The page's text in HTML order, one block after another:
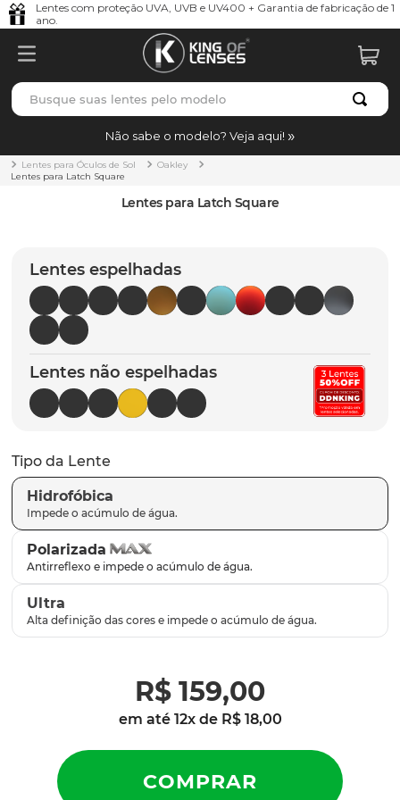
Lentes com proteção UVA, UVB e UV400 + Garantia de fabricação de 1
ano.
Busque suas lentes pelo modelo
Não sabe o modelo? Veja aqui!
Lentes para Óculos de Sol
Oakley
Lentes para Latch Square
Lentes para Latch Square
Lentes espelhadas
Lentes não espelhadas
Tipo da Lente
Hidrofóbica
Polarizada
Ultra
R$ 159,00
em até 12x de R$ 18,00
TERMOS MAIS BUSCADOS
1º borrachas
holbrook
5º chaves
6º t-shock
7º gasket
8º parafusos
9º latch